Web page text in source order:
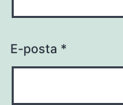
E-posta *